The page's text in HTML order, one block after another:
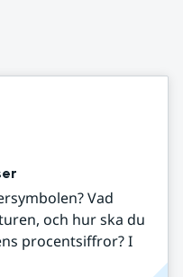
Vad
och hur ska du
procentsiffror? I